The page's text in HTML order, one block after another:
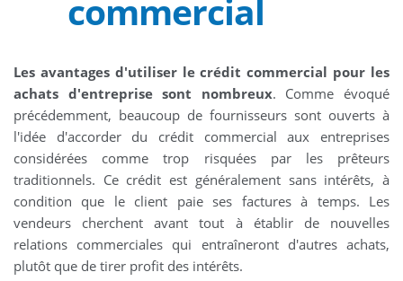
commercial
Les avantages d'utiliser le crédit commercial pour les
achats d'entreprise sont nombreux. Comme évoqué
précédemment, beaucoup de fournisseurs sont ouverts à
l'idée d'accorder du crédit commercial aux entreprises
considérées comme trop risquées par les prêteurs
traditionnels. Ce crédit est généralement sans intérêts, à
condition que le client paie ses factures à temps. Les
vendeurs cherchent avant tout à établir de nouvelles
relations commerciales qui entraîneront d'autres achats,
plutôt que de tirer profit des intérêts.